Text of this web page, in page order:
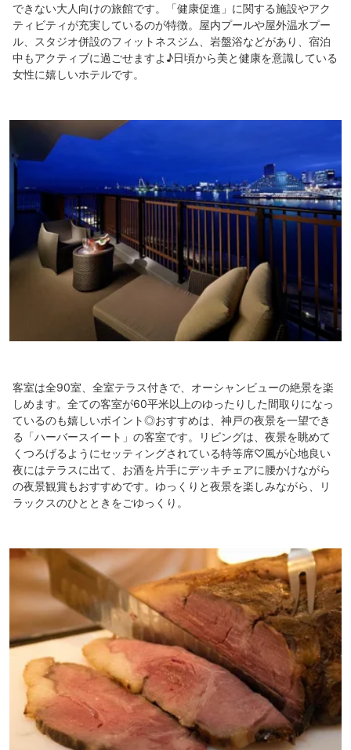
できない大人向けの旅館です。「健康促進」に関する施設やアク
ティビティが充実しているのが特徴。屋内プールや屋外温水プー
ル、スタジオ併設のフィットネスジム、岩盤浴などがあり、宿泊
中もアクティブに過ごせますよ♪日頃から美と健康を意識している
女性に嬉しいホテルです。
客室は全90室、全室テラス付きで、オーシャンビューの絶景を楽
しめます。全ての客室が60平米以上のゆったりした間取りになっ
ているのも嬉しいポイント◎おすすめは、神戸の夜景を一望でき
る「ハーバースイート」の客室です。リビングは、夜景を眺めて
くつろげるようにセッティングされている特等席♡風が心地良い
夜にはテラスに出て、お酒を片手にデッキチェアに腰かけながら
の夜景観賞もおすすめです。ゆっくりと夜景を楽しみながら、リ
ラックスのひとときをごゆっくり。